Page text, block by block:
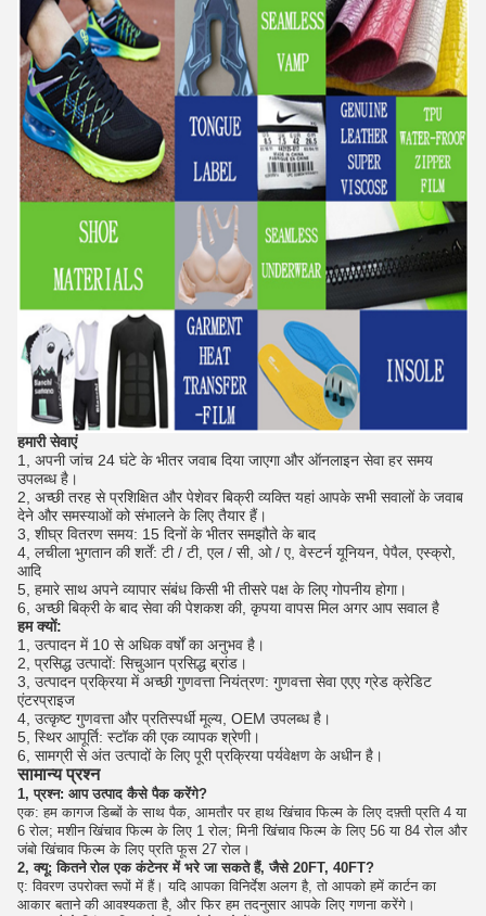
हमारी सेवाएं
1, अपनी जांच 24 घंटे के भीतर जवाब दिया जाएगा और ऑनलाइन सेवा हर समय
उपलब्ध है।
2, अच्छी तरह से प्रशिक्षित और पेशेवर बिक्री व्यक्ति यहां आपके सभी सवालों के जवाब
देने और समस्याओं को संभालने के लिए तैयार हैं।
3, शीघ्र वितरण समय: 15 दिनों के भीतर समझौते के बाद
4, लचीला भुगतान की शर्तें: टी / टी, एल / सी, ओ / ए, वेस्टर्न यूनियन, पेपैल, एस्क्रो,
आदि
5, हमारे साथ अपने व्यापार संबंध किसी भी तीसरे पक्ष के लिए गोपनीय होगा।
6, अच्छी बिक्री के बाद सेवा की पेशकश की, कृपया वापस मिल अगर आप सवाल है
हम क्यों:
1, उत्पादन में 10 से अधिक वर्षों का अनुभव है।
2, प्रसिद्ध उत्पादों: सिचुआन प्रसिद्ध ब्रांड।
3, उत्पादन प्रक्रिया में अच्छी गुणवत्ता नियंत्रण: गुणवत्ता सेवा एएए ग्रेड क्रेडिट
एंटरप्राइज
4, उत्कृष्ट गुणवत्ता और प्रतिस्पर्धी मूल्य, OEM उपलब्ध है।
5, स्थिर आपूर्ति: स्टॉक की एक व्यापक श्रेणी।
6, सामग्री से अंत उत्पादों के लिए पूरी प्रक्रिया पर्यवेक्षण के अधीन है।
सामान्य प्रश्न
1, प्रश्न: आप उत्पाद कैसे पैक करेंगे?
एक: हम कागज डिब्बों के साथ पैक, आमतौर पर हाथ खिंचाव फिल्म के लिए दफ़्ती प्रति 4 या
6 रोल; मशीन खिंचाव फिल्म के लिए 1 रोल; मिनी खिंचाव फिल्म के लिए 56 या 84 रोल और
जंबो खिंचाव फिल्म के लिए प्रति फूस 27 रोल।
2, क्यू: कितने रोल एक कंटेनर में भरे जा सकते हैं, जैसे 20FT, 40FT?
ए: विवरण उपरोक्त रूपों में हैं। यदि आपका विनिर्देश अलग है, तो आपको हमें कार्टन का
आकार बताने की आवश्यकता है, और फिर हम तदनुसार आपके लिए गणना करेंगे।